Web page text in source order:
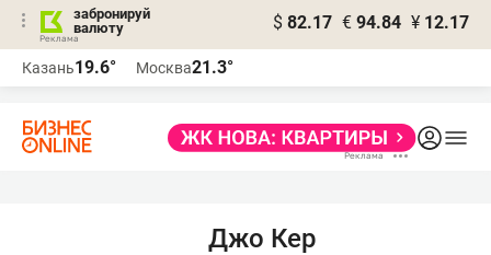
забронируй
валюту
$ 82.17 € 94.84 ¥ 12.17
Казань19.6° Москва21.3°
Джо Кер